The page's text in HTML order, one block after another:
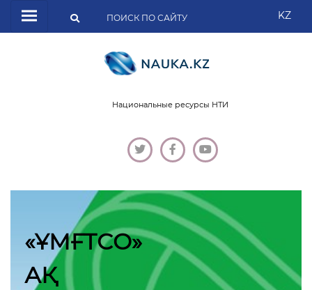
KZ
Национальные ресурсы НТИ
«ҰМҒТСО»
АҚ